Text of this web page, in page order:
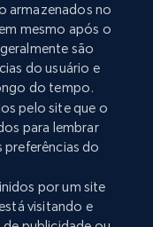
armazenados no
mesmo após o
são
do usuário e
do tempo.
pelo site que o
para lembrar
preferências do
por um site
visitando e